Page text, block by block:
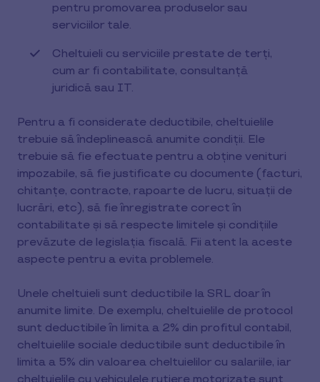
pentru promovarea produselor sau
serviciilor tale.
Cheltuieli cu serviciile prestate de terți,
cum ar fi contabilitate, consultanță
juridică sau IT.
Pentru a fi considerate deductibile, cheltuielile
trebuie să îndeplinească anumite condiții. Ele
trebuie să fie efectuate pentru a obține venituri
impozabile, să fie justificate cu documente (facturi,
chitanțe, contracte, rapoarte de lucru, situații de
lucrări, etc), să fie înregistrate corect în
contabilitate și să respecte limitele și condițiile
prevăzute de legislația fiscală. Fii atent la aceste
aspecte pentru a evita problemele.
Unele cheltuieli sunt deductibile la SRL doar în
anumite limite. De exemplu, cheltuielile de protocol
sunt deductibile în limita a 2% din profitul contabil,
cheltuielile sociale deductibile sunt deductibile în
limita a 5% din valoarea cheltuielilor cu salariile, iar
cheltuielile cu vehiculele rutiere motorizate sunt